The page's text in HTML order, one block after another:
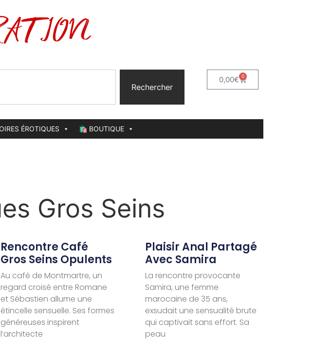
Rechercher
0,00€ 0
ÉROTIQUES 🛍️ BOUTIQUE
Gros Seins
Rencontre Café
Gros Seins Opulents
Au café de Montmartre, un
regard croisé entre Romane
et Sébastien allume une
étincelle sensuelle. Ses formes
généreuses inspirent
l’architecte
Plaisir Anal Partagé
Avec Samira
La rencontre provocante
Samira, une femme
marocaine de 35 ans,
exsudait une sensualité brute
qui captivait sans effort. Sa
peau